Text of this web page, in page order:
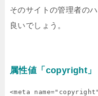
そのサイトの管理者の
良いでしょう。
属性値「copyright」
<meta